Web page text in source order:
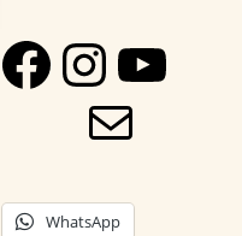
E-mail
WhatsApp